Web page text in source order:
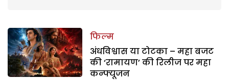
फिल्म
अंधविश्वास या टोटका – महा बजट
की ‘रामायण’ की रिलीज पर महा
कन्फ्यूजन